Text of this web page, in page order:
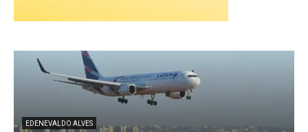
EDENEVALDO ALVES